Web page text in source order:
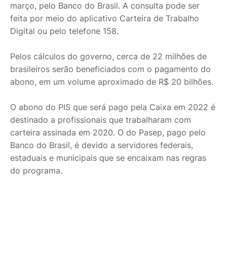
março, pelo Banco do Brasil. A consulta pode ser
feita por meio do aplicativo Carteira de Trabalho
Digital ou pelo telefone 158.
Pelos cálculos do governo, cerca de 22 milhões de
brasileiros serão beneficiados com o pagamento do
abono, em um volume aproximado de R$ 20 bilhões.
O abono do PIS que será pago pela Caixa em 2022 é
destinado a profissionais que trabalharam com
carteira assinada em 2020. O do Pasep, pago pelo
Banco do Brasil, é devido a servidores federais,
estaduais e municipais que se encaixam nas regras
do programa.